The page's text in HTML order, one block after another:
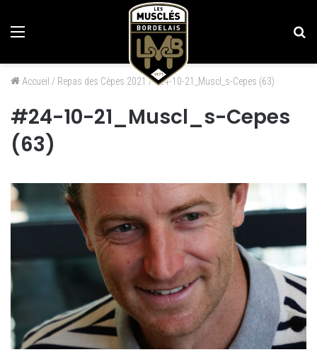
Accueil / Repas des Cèpes 2021 /#24-10-21_Muscl_s-Cepes (63)
#24-10-21_Muscl_s-Cepes
(63)